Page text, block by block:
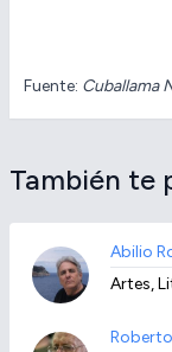
Fuente: Cuballama
También te
Abilio
Artes,